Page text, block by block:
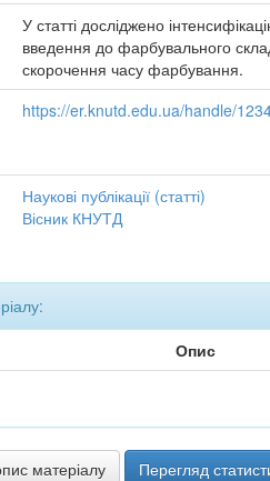
У статті досліджено
введення до фарбувального
скорочення часу фарбування.
https://er.knutd.edu.ua/handle/
Наукові публікації (статті)
Вісник КНУТД
Опис
матеріалу Перегляд